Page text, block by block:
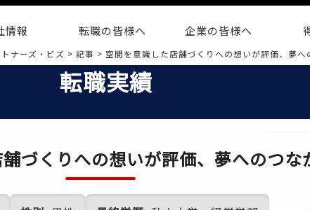
情報 転職の皆様へ 企業の皆様へ
ナーズ・ビズ > 記事 > 空間を意識した店舗づくりへの想いが評価、夢へ
転職実績
づくりへの想いが評価、夢へのつな